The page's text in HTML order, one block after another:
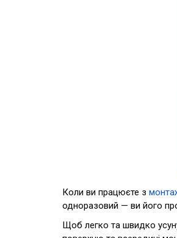
Коли ви працюєте з
одноразовий — ви його
Щоб легко та швидко